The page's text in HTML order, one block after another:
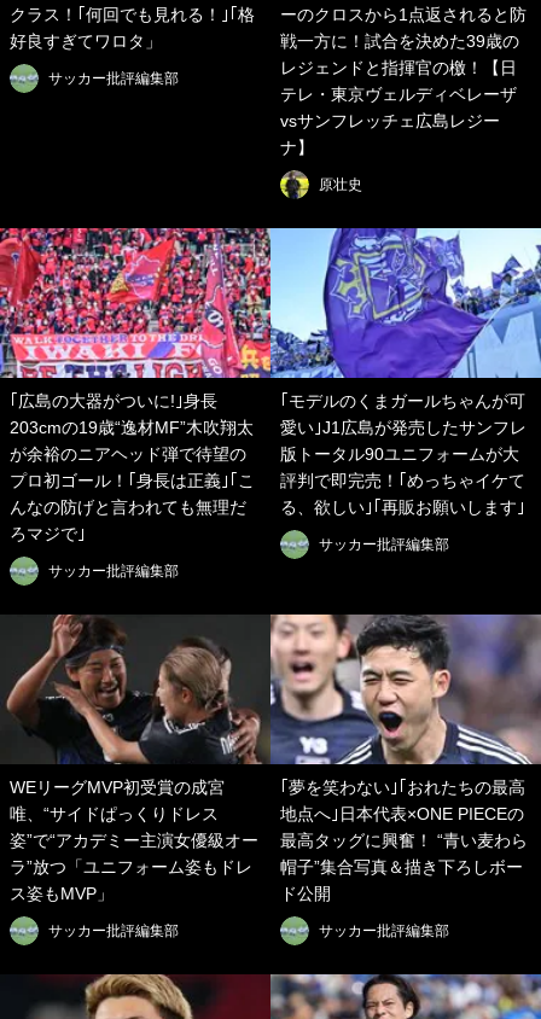
クラス！｢何回でも見れる！｣｢格
好良すぎてワロタ」
サッカー批評編集部
ーのクロスから1点返されると防
戦一方に！試合を決めた39歳の
レジェンドと指揮官の檄！【日
テレ・東京ヴェルディベレーザ
vsサンフレッチェ広島レジー
ナ】
原壮史
｢広島の大器がついに!｣身長
203cmの19歳“逸材MF”木吹翔太
が余裕のニアヘッド弾で待望の
プロ初ゴール！｢身長は正義｣｢こ
んなの防げと言われても無理だ
ろマジで｣
サッカー批評編集部
｢モデルのくまガールちゃんが可
愛い｣J1広島が発売したサンフレ
版トータル90ユニフォームが大
評判で即完売！｢めっちゃイケて
る、欲しい｣｢再販お願いします｣
サッカー批評編集部
WEリーグMVP初受賞の成宮
唯、“サイドぱっくりドレス
姿”で“アカデミー主演女優級オー
ラ”放つ「ユニフォーム姿もドレ
ス姿もMVP」
サッカー批評編集部
｢夢を笑わない｣｢おれたちの最高
地点へ｣日本代表×ONE PIECEの
最高タッグに興奮！ “青い麦わら
帽子”集合写真＆描き下ろしボー
ド公開
サッカー批評編集部